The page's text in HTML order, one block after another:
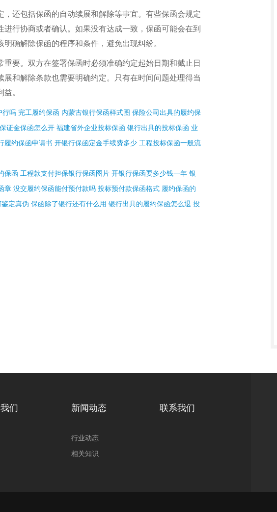
还包括保函的自动续展和解除等事宜。有些保函会规定
行协商或者确认。如果没有达成一致，保函可能会在到
确解除保函的程序和条件，避免出现纠纷。
要。双方在签署保函时必须准确约定起始日期和截止日
和解除条款也需要明确约定。只有在时间问题处理得当
。
行吗 完工履约保函 内蒙古银行保函样式图 保险公司出具的履约保
证金保函怎么开 福建省外企业投标保函 银行出具的投标保函 业
履约保函申请书 开银行保函定金手续费多少 工程投标保函一般流
保函 工程款支付担保银行保函图片 开银行保函要多少钱一年 银
章 没交履约保函能付预付款吗 投标预付款保函格式 履约保函的
定真伪 保函除了银行还有什么用 银行出具的履约保函怎么退 投
们 新闻动态
行业动态
相关知识
联系我们